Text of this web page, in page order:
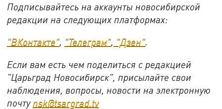
Подписывайтесь на аккаунты новосибирской
редакции на следующих платформах:
"ВКонтакте", "Телеграм", "Дзен".
Если вам есть чем поделиться с редакцией
"Царьград Новосибирск", присылайте свои
наблюдения, вопросы, новости на электронную
почту nsk@tsargrad.tv